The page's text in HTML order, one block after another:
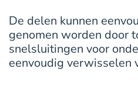
De delen kunnen
genomen worden door
snelsluitingen voor
eenvoudig verwisselen